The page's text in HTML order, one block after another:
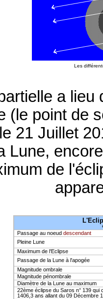
Les
a
(le point de
21 Juillet
Lune,
de
Passage au noeud descendant
Pleine Lune
Maximum de l'Eclipse
Passage de la Lune à l'apogée
Magnitude ombrale
Magnitude pénombrale
Diamètre de la Lune au maximum
22ème éclipse du Saros n° 139
1406,3 ans allant du 09 Décembre